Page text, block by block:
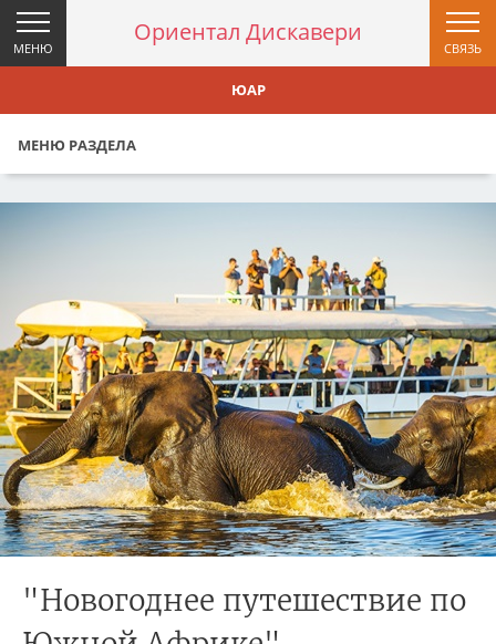
ЮАР
МЕНЮ РАЗДЕЛА
"Новогоднее путешествие по
МЕНЮ СВЯЗЬ
Ориентал Дискавери